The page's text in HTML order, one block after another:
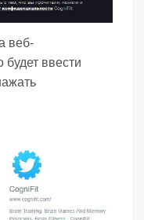
веб-
будет ввести